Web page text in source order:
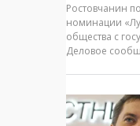
Ростовчанин
номинации
общества с
Деловое